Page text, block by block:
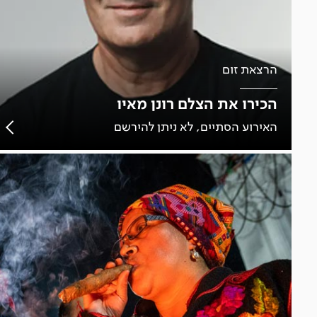
הרצאת זום
הכירו את הצלם רונן מאיו
האירוע הסתיים, לא ניתן להירשם